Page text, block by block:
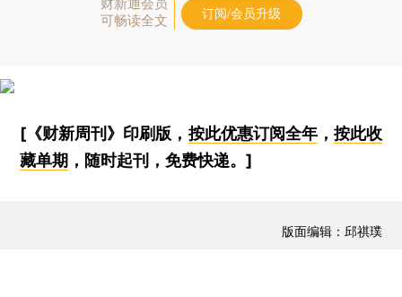
财新通会员
可畅读全文
订阅/会员升级
[《财新周刊》印刷版， 按此优惠订阅全年， 按此收
藏单期 ，随时起刊，免费快递。]
版面编辑：邱祺璞